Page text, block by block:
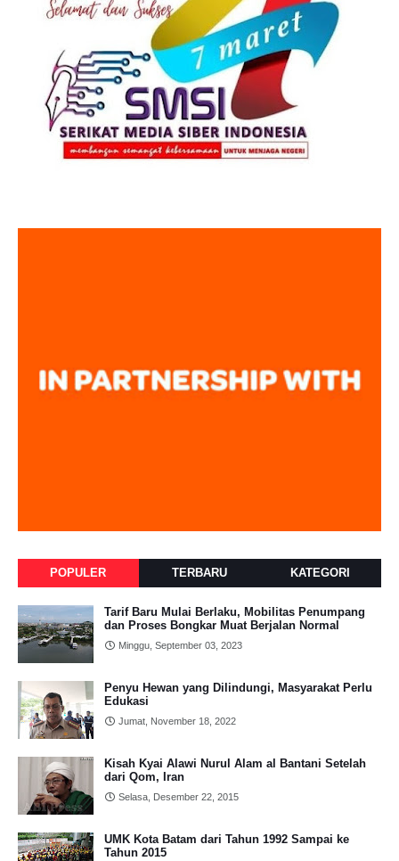
POPULER TERBARU KATEGORI
Tarif Baru Mulai Berlaku, Mobilitas Penumpang
dan Proses Bongkar Muat Berjalan Normal
Minggu, September 03, 2023
Penyu Hewan yang Dilindungi, Masyarakat Perlu
Edukasi
Jumat, November 18, 2022
Kisah Kyai Alawi Nurul Alam al Bantani Setelah
dari Qom, Iran
Selasa, Desember 22, 2015
UMK Kota Batam dari Tahun 1992 Sampai ke
Tahun 2015